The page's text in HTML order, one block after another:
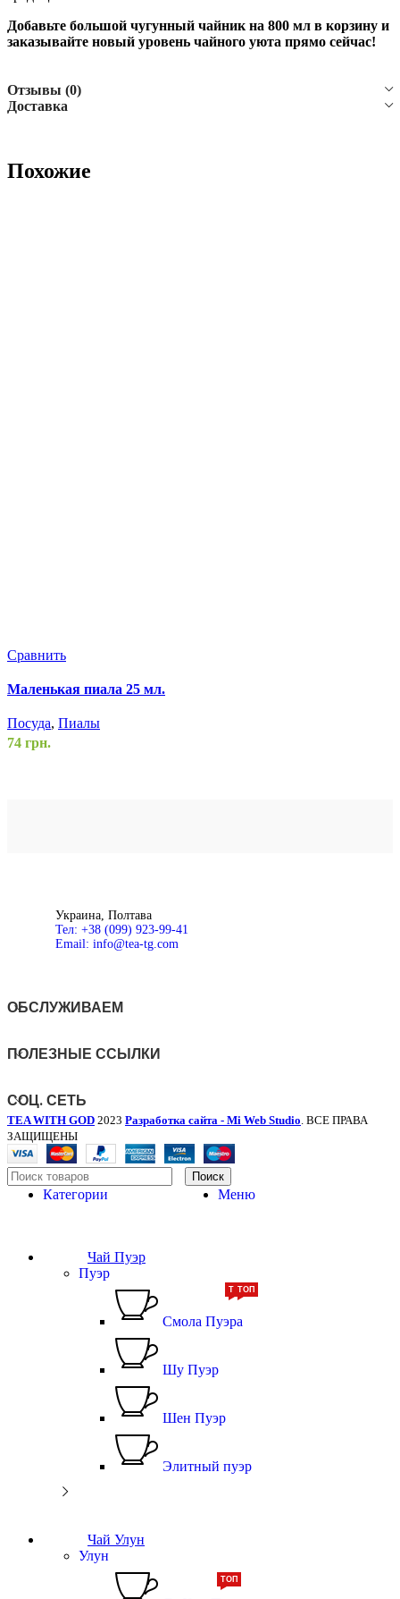
Добавьте большой чугунный чайник на 800 мл в корзину и
заказывайте новый уровень чайного уюта прямо сейчас!
Отзывы (0)
Доставка
Похожие
Сравнить
Маленькая пиала 25 мл.
Посуда, Пиалы
74 грн.
Украина, Полтава
Тел: +38 (099) 923-99-41
Email: info@tea-tg.com
ОБСЛУЖИВАЕМ
ПОЛЕЗНЫЕ ССЫЛКИ
СОЦ. СЕТЬ
TEA WITH GOD 2023 Разработка сайта - Mi Web Studio . ВСЕ ПРАВА
ЗАЩИЩЕНЫ
Поиск
Меню
Категории
Чай Пуэр
Пуэр
Смола Пуэра
ТОП
Шу Пуэр
Шен Пуэр
Элитный пуэр
ТОП
Чай Улун
Улун
ТОП